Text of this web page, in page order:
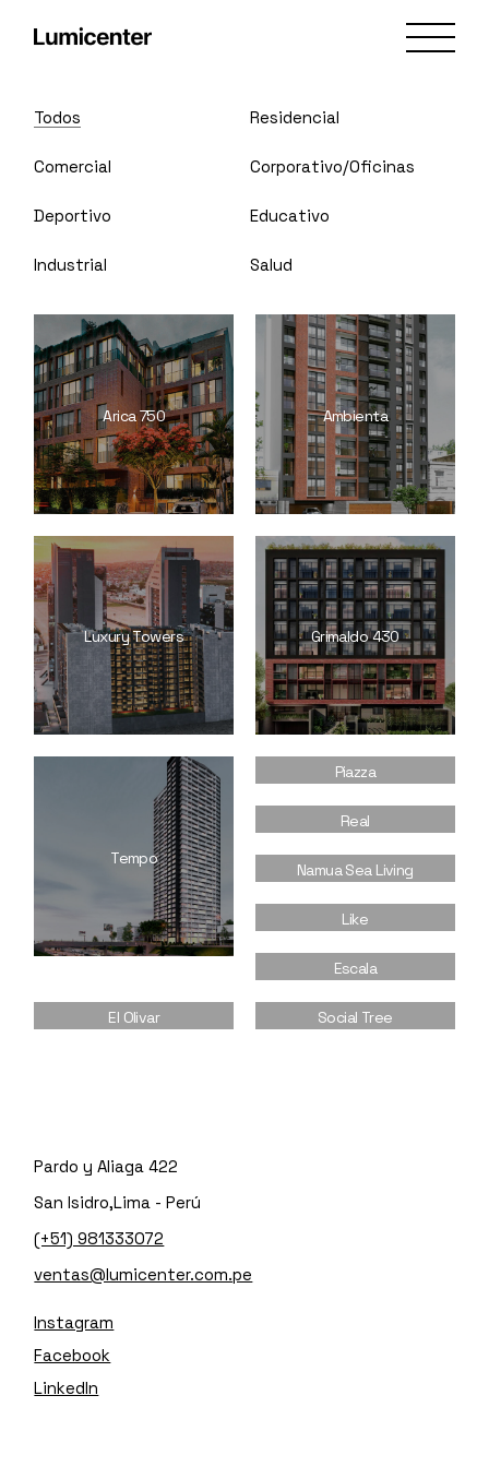
Todos
Comercial Corporativo/Oficinas
Deportivo Educativo
Industrial
Residencial
Salud
Arica 750 Ambienta
Luxury Towers Grimaldo 430
Tempo
Piazza
Real
Namua Sea Living
Like
Escala
El Olivar Social Tree
Pardo y Aliaga 422
San Isidro,Lima - Perú
(+51) 981333072
ventas@lumicenter.com.pe
Instagram
Facebook
LinkedIn